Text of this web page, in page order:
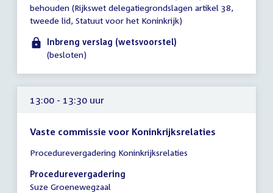
12:00
uur
behouden (Rijkswet delegatiegrondslagen artikel 38,
tweede lid, Statuut voor het Koninkrijk)
Inbreng verslag (wetsvoorstel)
(besloten)
13:00 - 13:30 uur
Vaste commissie voor Koninkrijksrelaties
vergadering
13:00
-
Procedurevergadering Koninkrijksrelaties
Procedurevergadering
Suze Groenewegzaal